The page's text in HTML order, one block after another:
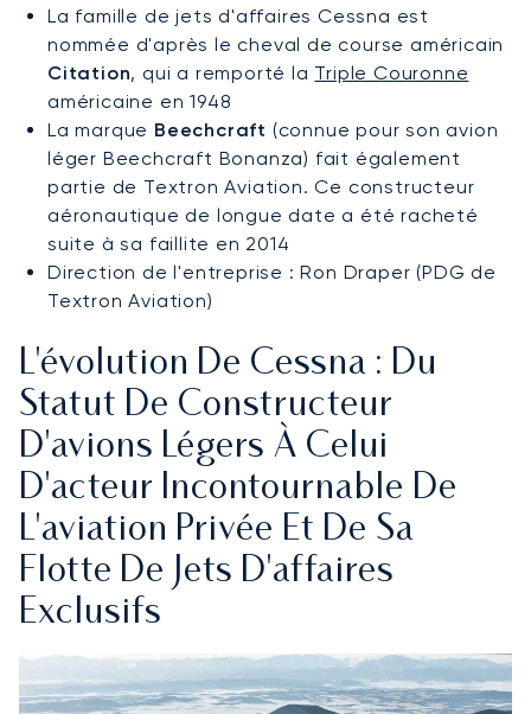
La famille de jets d'affaires Cessna est
nommée d'après le cheval de course américain
Citation, qui a remporté la Triple Couronne
américaine en 1948
La marque Beechcraft (connue pour son avion
léger Beechcraft Bonanza) fait également
partie de Textron Aviation. Ce constructeur
aéronautique de longue date a été racheté
suite à sa faillite en 2014
Direction de l'entreprise : Ron Draper (PDG de
Textron Aviation)
L'évolution De Cessna : Du
Statut De Constructeur
D'avions Légers À Celui
D'acteur Incontournable De
L'aviation Privée Et De Sa
Flotte De Jets D'affaires
Exclusifs